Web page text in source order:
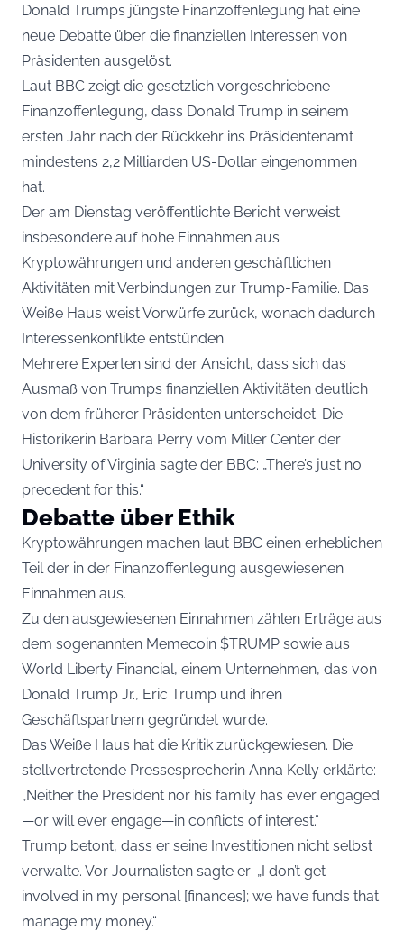
Donald Trumps jüngste Finanzoffenlegung hat eine
neue Debatte über die finanziellen Interessen von
Präsidenten ausgelöst.
Laut BBC zeigt die gesetzlich vorgeschriebene
Finanzoffenlegung, dass Donald Trump in seinem
ersten Jahr nach der Rückkehr ins Präsidentenamt
mindestens 2,2 Milliarden US-Dollar eingenommen
hat.
Der am Dienstag veröffentlichte Bericht verweist
insbesondere auf hohe Einnahmen aus
Kryptowährungen und anderen geschäftlichen
Aktivitäten mit Verbindungen zur Trump-Familie. Das
Weiße Haus weist Vorwürfe zurück, wonach dadurch
Interessenkonflikte entstünden.
Mehrere Experten sind der Ansicht, dass sich das
Ausmaß von Trumps finanziellen Aktivitäten deutlich
von dem früherer Präsidenten unterscheidet. Die
Historikerin Barbara Perry vom Miller Center der
University of Virginia sagte der BBC: „There’s just no
precedent for this.“
Debatte über Ethik
Kryptowährungen machen laut BBC einen erheblichen
Teil der in der Finanzoffenlegung ausgewiesenen
Einnahmen aus.
Zu den ausgewiesenen Einnahmen zählen Erträge aus
dem sogenannten Memecoin $TRUMP sowie aus
World Liberty Financial, einem Unternehmen, das von
Donald Trump Jr., Eric Trump und ihren
Geschäftspartnern gegründet wurde.
Das Weiße Haus hat die Kritik zurückgewiesen. Die
stellvertretende Pressesprecherin Anna Kelly erklärte:
„Neither the President nor his family has ever engaged
—or will ever engage—in conflicts of interest.“
Trump betont, dass er seine Investitionen nicht selbst
verwalte. Vor Journalisten sagte er: „I don’t get
involved in my personal [finances]; we have funds that
manage my money.“